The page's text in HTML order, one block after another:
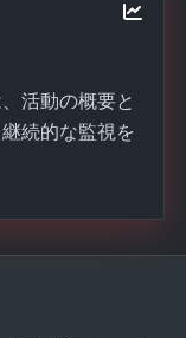
活動の概要と
続的な監視を